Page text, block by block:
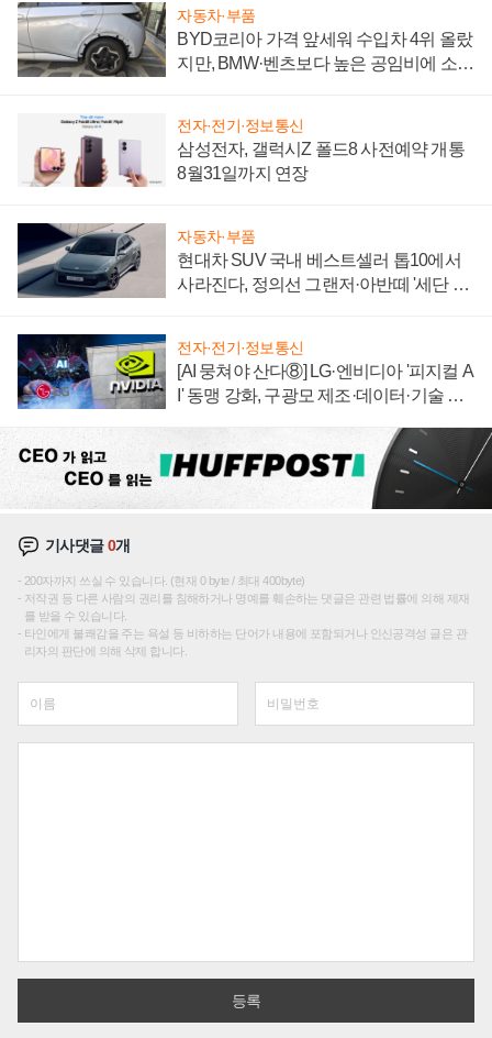
자동차·부품
BYD코리아 가격 앞세워 수입차 4위 올랐
지만, BMW·벤츠보다 높은 공임비에 소비
전자·전기·정보통신
삼성전자, 갤럭시Z 폴드8 사전예약 개통
8월31일까지 연장
자동차·부품
현대차 SUV 국내 베스트셀러 톱10에서
사라진다, 정의선 그랜저·아반떼 '세단 쌍
전자·전기·정보통신
[AI 뭉쳐야 산다⑧] LG·엔비디아 '피지컬 A
I' 동맹 강화, 구광모 제조·데이터·기술 결
기사댓글0개
200자까지 쓰실 수 있습니다. (현재 0 byte / 최대 400byte)
저작권 등 다른 사람의 권리를 침해하거나 명예를 훼손하는 댓글은 관련 법률에 의해 제재
를 받을 수 있습니다.
타인에게 불쾌감을 주는 욕설 등 비하하는 단어가 내용에 포함되거나 인신공격성 글은 관
리자의 판단에 의해 삭제 합니다.